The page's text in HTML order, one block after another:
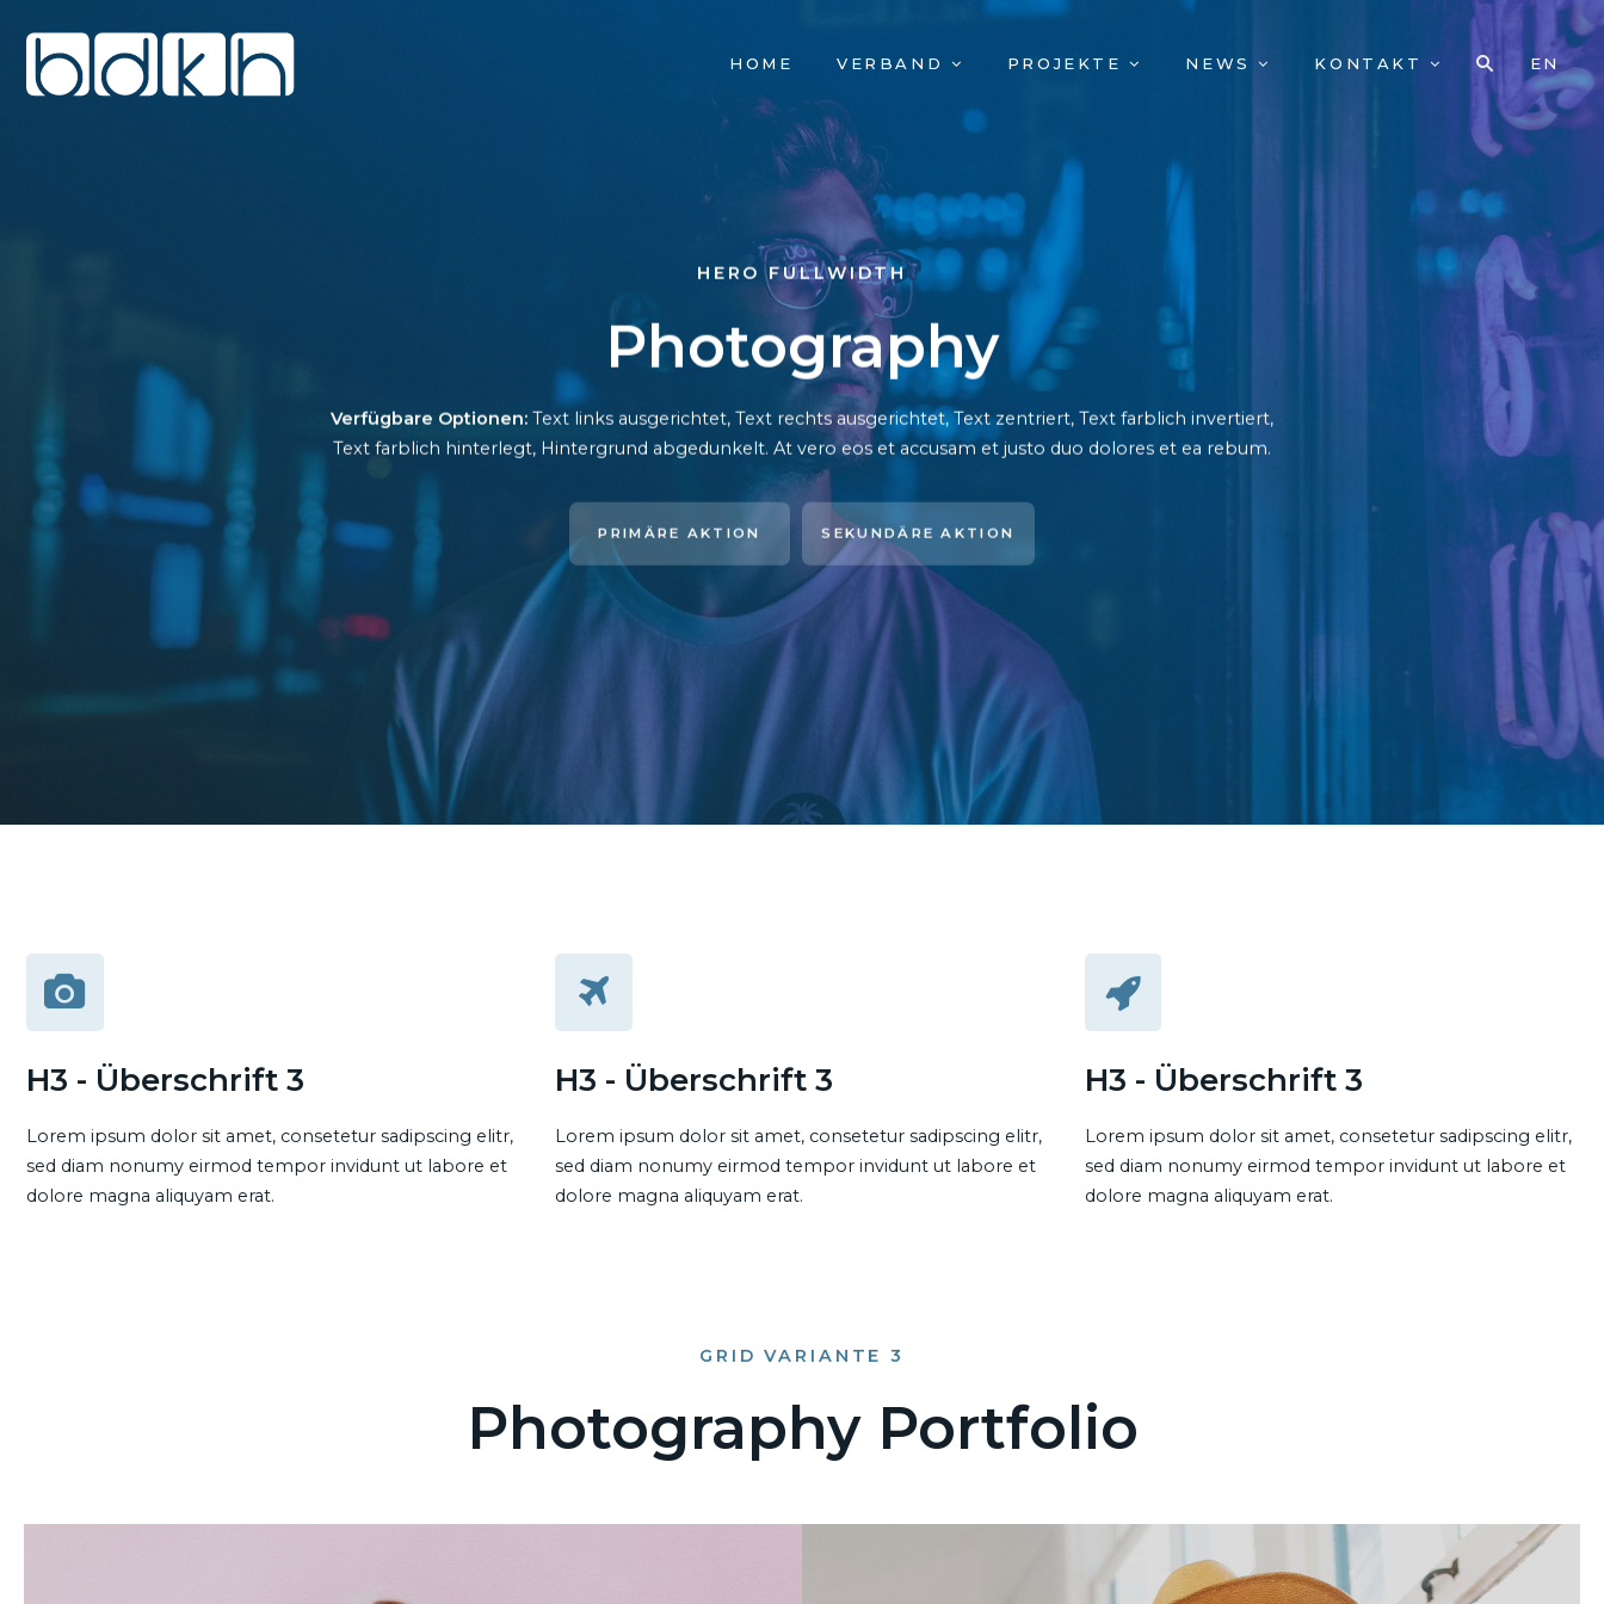
NAVIGATION
ÜBERSPRINGEN
HOME VERBAND PROJEKTE NEWS KONTAKT EN
HERO FULLWIDTH
Photography
Verfügbare Optionen: Text links ausgerichtet, Text rechts ausgerichtet, Text zentriert, Text farblich invertiert,
Text farblich hinterlegt, Hintergrund abgedunkelt. At vero eos et accusam et justo duo dolores et ea rebum.
PRIMÄRE AKTION SEKUNDÄRE AKTION
H3 - Überschrift 3
Lorem ipsum dolor sit amet, consetetur sadipscing elitr,
sed diam nonumy eirmod tempor invidunt ut labore et
dolore magna aliquyam erat.
H3 - Überschrift 3
Lorem ipsum dolor sit amet, consetetur sadipscing elitr,
sed diam nonumy eirmod tempor invidunt ut labore et
dolore magna aliquyam erat.
H3 - Überschrift 3
Lorem ipsum dolor sit amet, consetetur sadipscing elitr,
sed diam nonumy eirmod tempor invidunt ut labore et
dolore magna aliquyam erat.
GRID VARIANTE 3
Photography Portfolio